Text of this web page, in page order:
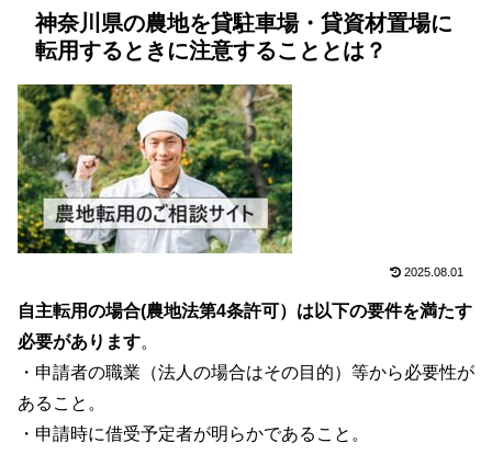
神奈川県の農地を貸駐車場・貸資材置場に
転用するときに注意することとは？
2025.08.01
自主転用の場合(農地法第4条許可）は以下の要件を満たす
必要があります。
・申請者の職業（法人の場合はその目的）等から必要性が
あること。
・申請時に借受予定者が明らかであること。